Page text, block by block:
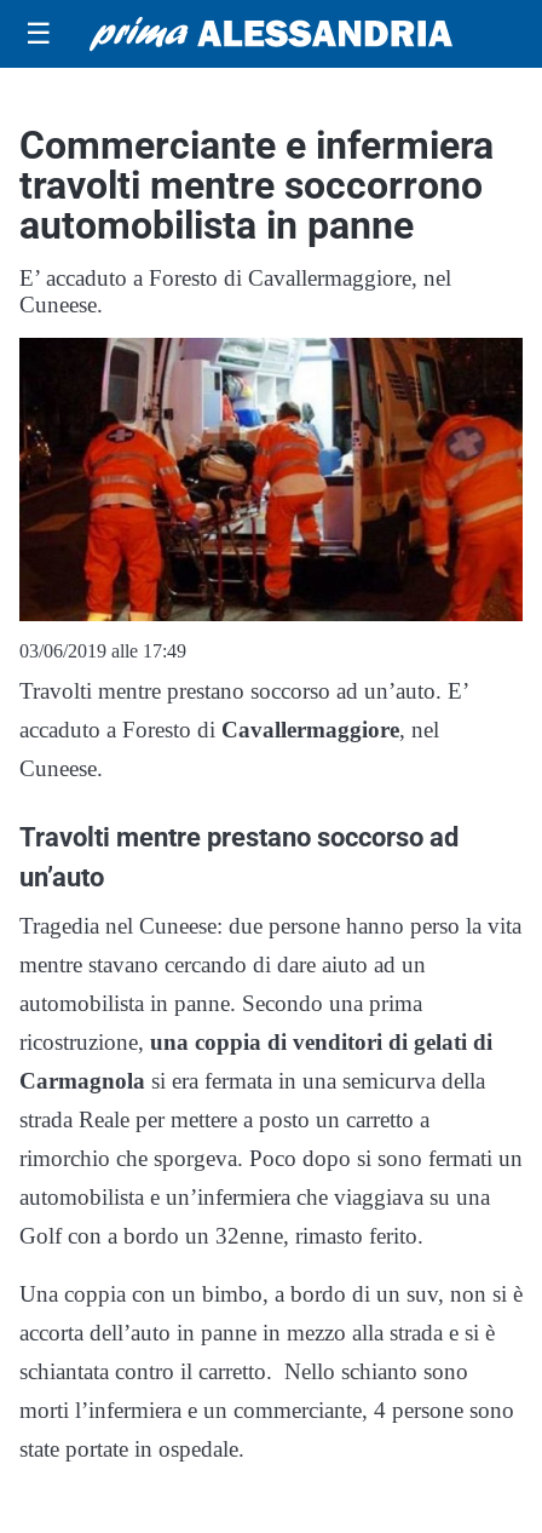
☰
Commerciante e infermiera
travolti mentre soccorrono
automobilista in panne
E’ accaduto a Foresto di Cavallermaggiore, nel
Cuneese.
03/06/2019 alle 17:49
Travolti mentre prestano soccorso ad un’auto. E’
accaduto a Foresto di Cavallermaggiore, nel
Cuneese.
Travolti mentre prestano soccorso ad
un’auto
Tragedia nel Cuneese: due persone hanno perso la vita
mentre stavano cercando di dare aiuto ad un
automobilista in panne. Secondo una prima
ricostruzione, una coppia di venditori di gelati di
Carmagnola si era fermata in una semicurva della
strada Reale per mettere a posto un carretto a
rimorchio che sporgeva. Poco dopo si sono fermati un
automobilista e un’infermiera che viaggiava su una
Golf con a bordo un 32enne, rimasto ferito.
Una coppia con un bimbo, a bordo di un suv, non si è
accorta dell’auto in panne in mezzo alla strada e si è
schiantata contro il carretto. Nello schianto sono
morti l’infermiera e un commerciante, 4 persone sono
state portate in ospedale.